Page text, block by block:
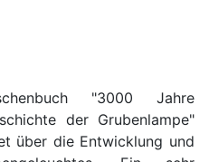
"3000 Jahre
der Grubenlampe"
über die Entwicklung und